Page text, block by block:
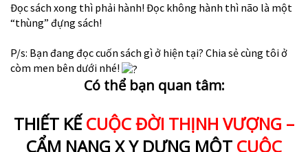
Đọc sách xong thì phải hành! Đọc không hành thì não là một
“thùng” đựng sách!
P/s: Bạn đang đọc cuốn sách gì ở hiện tại? Chia sẻ cùng tôi ở
còm men bên dưới nhé!
Có thể bạn quan tâm:
THIẾT KẾ CUỘC ĐỜI THỊNH VƯỢNG –
CẨM NANG X Y DỰNG MỘT CUỘC